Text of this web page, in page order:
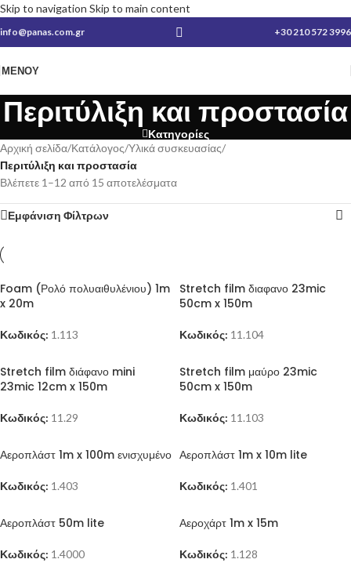
Skip to navigation Skip to main content
info@panas.com.gr +30 210 572 3996
ΜΕΝΟΎ
Περιτύλιξη και προστασία
Κατηγορίες
Αρχική σελίδα/Κατάλογος/Υλικά συσκευασίας/
Περιτύλιξη και προστασία
Βλέπετε 1–12 από 15 αποτελέσματα
Εμφάνιση Φίλτρων
Foam (Ρολό πολυαιθυλένιου) 1m
x 20m
Κωδικός: 1.113
Stretch film διαφανο 23mic
50cm x 150m
Κωδικός: 11.104
Stretch film διάφανο mini
23mic 12cm x 150m
Κωδικός: 11.29
Stretch film μαύρο 23mic
50cm x 150m
Κωδικός: 11.103
Αεροπλάστ 1m x 100m ενισχυμένο
Κωδικός: 1.403
Αεροπλάστ 1m x 10m lite
Κωδικός: 1.401
Αεροπλάστ 50m lite
Κωδικός: 1.4000
Αεροχάρτ 1m x 15m
Κωδικός: 1.128